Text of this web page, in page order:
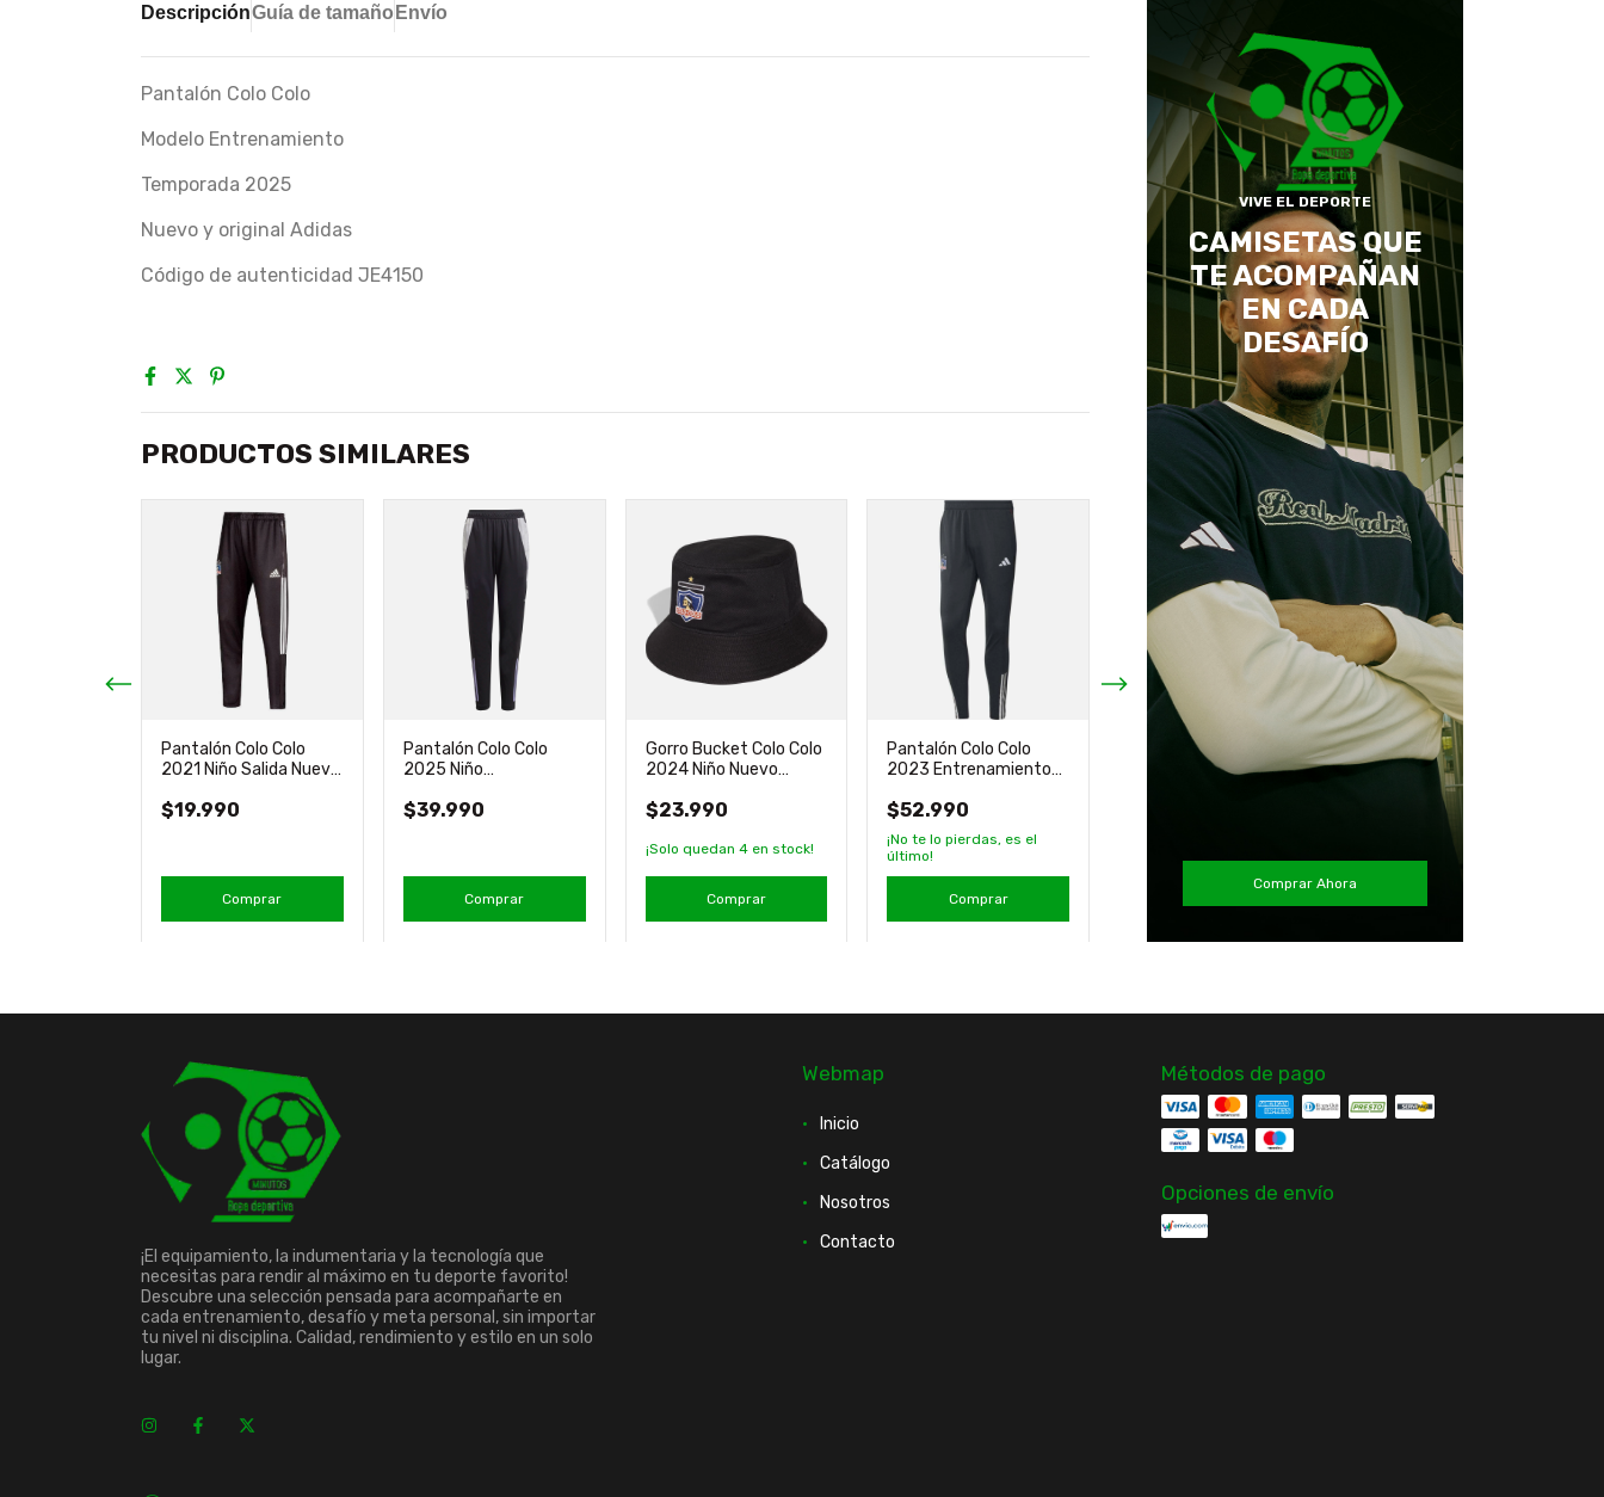
DescripciónGuía de tamaño Envío
Pantalón Colo Colo
Modelo Entrenamiento
Temporada 2025
Nuevo y original Adidas
Código de autenticidad JE4150
PRODUCTOS SIMILARES
Pantalón Colo Colo
2021 Niño Salida Nuevo
$19.990
Comprar
Pantalón Colo Colo
2025 Niño
Adidas
$39.990
Comprar
Gorro Bucket Colo Colo
2024 Niño Nuevo
$23.990
¡Solo quedan 4en stock!
Comprar
Pantalón Colo Colo
2023 Entrenamiento
$52.990
¡No te lo pierdas, es el
último!
Comprar
Pantalón Colo Colo
2022 Entrenamiento
Pantalón Colo Colo
2024 Entrenamiento
Media Pierna Adidas
$47.990
VIVE EL DEPORTE
CAMISETAS QUE
TE ACOMPAÑAN
EN CADA
DESAFÍO
Comprar Ahora
¡El equipamiento, la indumentaria y la tecnología que
necesitas para rendir al máximo en tu deporte favorito!
Descubre una selección pensada para acompañarte en
cada entrenamiento, desafío y meta personal, sin importar
tu nivel ni disciplina. Calidad, rendimiento y estilo en un solo
lugar.
Webmap
Inicio
Catálogo
Nosotros
Contacto
Métodos de pago
Opciones de envío